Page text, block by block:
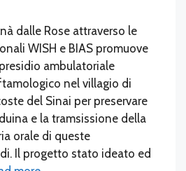
dalle Rose attraverso le
WISH e BIAS promuove
ambulatoriale
nel villagio di
del Sinai per preservare
e la tramsissione della
orale di queste
Il progetto stato ideato ed